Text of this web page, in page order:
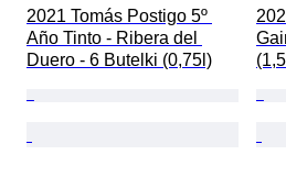
2021 Tomás Postigo 5º
Año Tinto - Ribera del
Duero - 6 Butelki (0,75l)